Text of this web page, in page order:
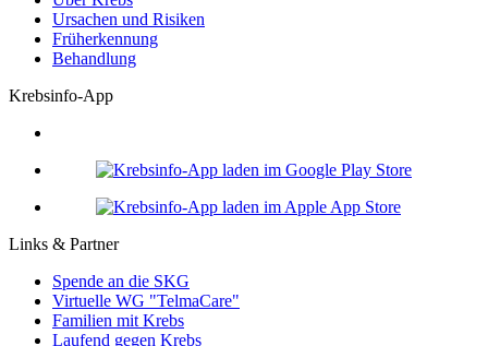
Ursachen und Risiken
Früherkennung
Behandlung
Krebsinfo-App
Links & Partner
Spende an die SKG
Virtuelle WG "TelmaCare"
Familien mit Krebs
Laufend gegen Krebs